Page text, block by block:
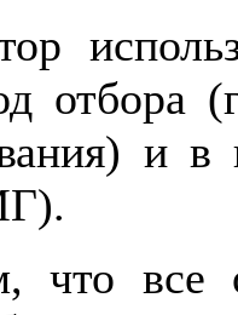
отбора
и в
что все